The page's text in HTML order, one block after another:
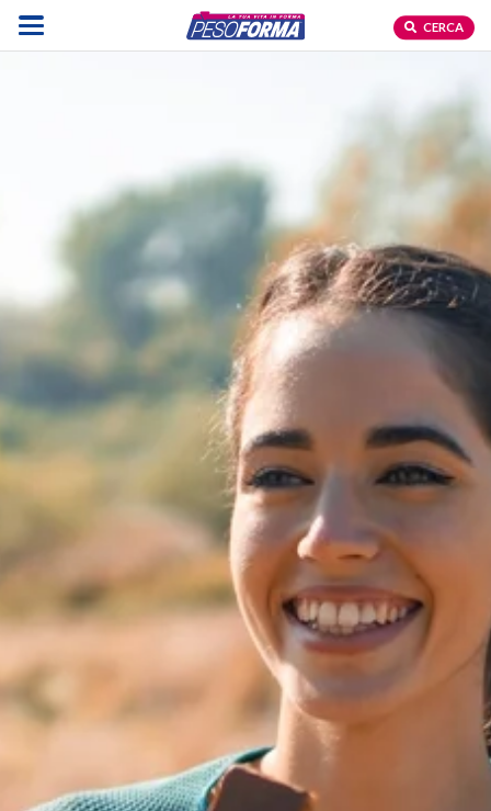
CERCA